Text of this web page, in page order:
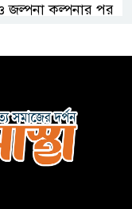
ও জল্পনা কল্পনার পর
আমীরসহ
ব্যুরো